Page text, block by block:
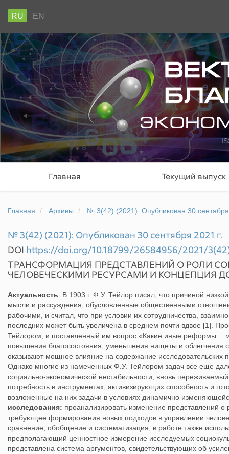
RU EN
Главная Текущий выпуск
Главная Архивы № 3(42) (2021): Опубликован 30 сентября
№ 3(42) (2021): Опубликован 30 сентября 2021 г.
DOI https://doi.org/10.18799/26584956/2021/
ТРАНСФОРМАЦИЯ ПРЕДСТАВЛЕНИЙ О РОЛИ
ЧЕЛОВЕЧЕСКИМИ РЕСУРСАМИ И КОНЦЕПЦИЯ
Актуальность . В 1903 г. Ф.У. Тейлор писал, что причиной
мысли и рассуждения, обусловленные общественными
рабочими, и считал, что при условии их сотрудничества,
последних может быть увеличена в среднем почти вдвое [1].
Тейлором, и поставленный им вопрос «Какие иные реформы…
повышения благосостояния, уменьшения нищеты и облегчения
оказывают мощное влияние на содержание исследовательских
Однако многие из намеченных Ф.У. Тейлором задач все еще
социально-экономической нестабильности, вновь
потребность в инструментах, активизирующих способность и
возложенные на них задачи в условиях динамично
исследования: проанализировать изменение представлений о
требующее формирования новых подходов в управлении
сравнение, обобщение и систематизация, в работе также
предполагающий ценностное измерение исследуемых
представлена система аргументов, свидетельствующих об